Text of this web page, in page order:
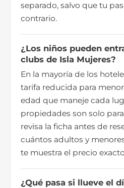
separado, salvo que tu
contrario.
¿Los niños pueden
clubs de Isla Mujeres?
En la mayoría de los
tarifa reducida para
edad que maneje cada
propiedades son solo
revisa la ficha antes de
cuántos adultos y
te muestra el precio
¿Qué pasa si llueve el